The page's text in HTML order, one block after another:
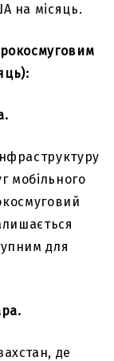
на місяць.
мобільного
для
де